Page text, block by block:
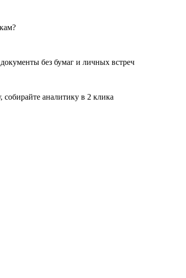
без бумаг и личных встреч
собирайте аналитику в 2 клика